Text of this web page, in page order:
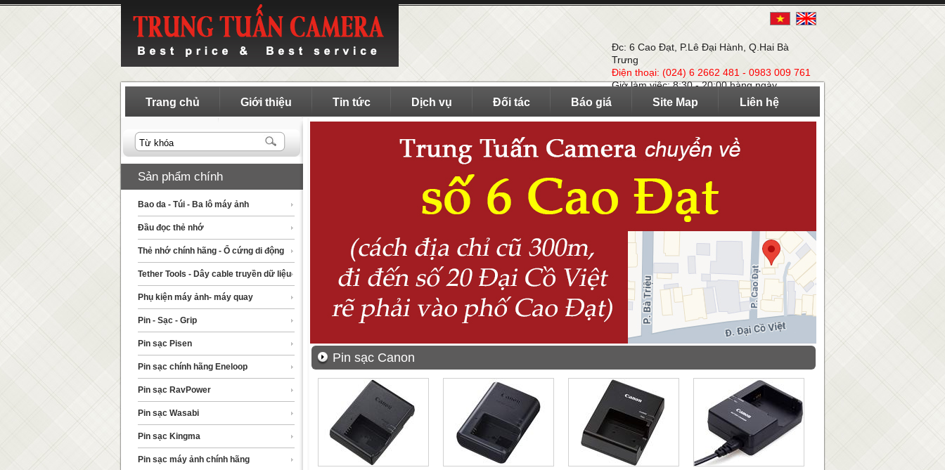
Đc: 6 Cao Đạt, P.Lê Đại Hành, Q.Hai Bà
Trưng
Điện thoại: (024) 6 2662 481 - 0983 009 761
Giờ làm việc: 8:30 - 20:00 hàng ngày
Trang chủ Giới thiệu Tin tức Dịch vụ Đối tác Báo giá Site Map Liên hệ
Sản phẩm chính
Bao da - Túi - Ba lô máy ảnh
Đầu đọc thẻ nhớ
Thẻ nhớ chính hãng - Ổ cứng di động
Tether Tools - Dây cable truyền dữ liệu
Phụ kiện máy ảnh- máy quay
Pin - Sạc - Grip
Pin sạc Pisen
Pin sạc chính hãng Eneloop
Pin sạc RavPower
Pin sạc Wasabi
Pin sạc Kingma
Pin sạc máy ảnh chính hãng
Pin sạc Canon